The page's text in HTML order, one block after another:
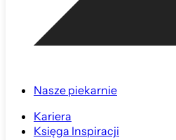
Nasze piekarnie
Kariera
Księga Inspiracji